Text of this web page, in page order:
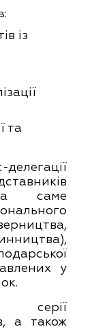
із
та
а саме
у
серії
а також